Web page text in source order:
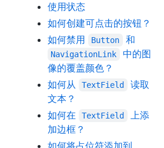
使用状态
如何创建可点击的按钮？
如何禁用
Button 和
NavigationLink
中的图
像的覆盖颜色？
如何从
TextField
读取
文本？
如何在
TextField
上添
加边框？
如何将占位符添加到